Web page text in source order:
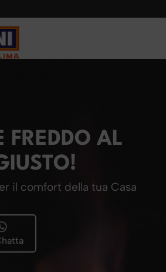
FREDDO AL
il comfort della tua Casa